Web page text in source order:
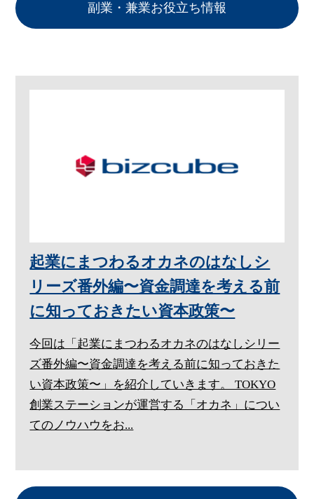
副業・兼業お役立ち情報
起業にまつわるオカネのはなしシ
リーズ番外編〜資金調達を考える前
に知っておきたい資本政策〜
今回は「起業にまつわるオカネのはなしシリー
ズ番外編〜資金調達を考える前に知っておきた
い資本政策〜」を紹介していきます。 TOKYO
創業ステーションが運営する「オカネ」につい
てのノウハウをお...